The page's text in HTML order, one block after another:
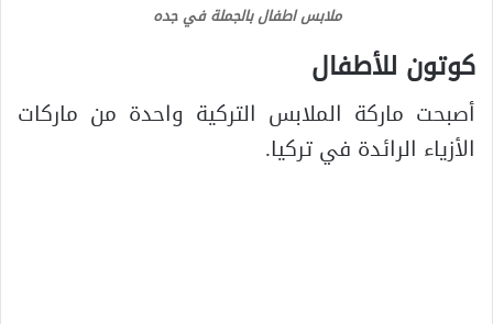
ملابس اطفال بالجملة في جده
كوتون للأطفال
أصبحت ماركة الملابس التركية واحدة من ماركات
الأزياء الرائدة في تركيا.